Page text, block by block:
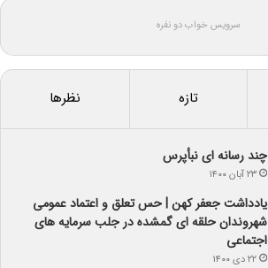
سرویس خواب دو نفره
تازه نظرها
چند رسانه ای نبأپرس
۲۳ آبان ۱۴۰۰
یادداشت جعفر کهن | حس تعلق و اعتماد عمومی
شهروندان حلقه ای گمشده در جلب سرمایه های
اجتماعی
۲۲ دی ۱۴۰۰